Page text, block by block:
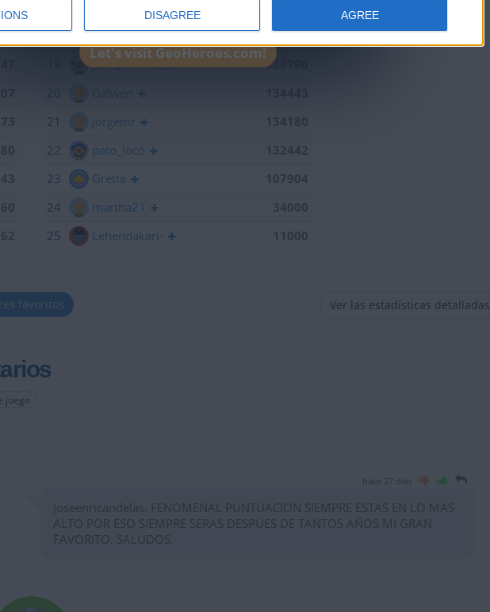
DISAGREE AGREE
18
teresa urzainki
137308
JOAQUINPOLO
136790
20
Galwen
21
Jorgemr
22
pato_loco
23
Gretta
24
martha21
25
Lehendakari-
favoritos Ver las estadísticas detalladas
juego
hace 27 días
joseenricandelas. FENOMENAL PUNTUACION SIEMPRE ESTAS EN LO MAS
ALTO POR ESO SIEMPRE SERAS DESPUES DE TANTOS AÑOS MI GRAN
FAVORITO. SALUDOS.
Let's visit GeoHeroes.com!